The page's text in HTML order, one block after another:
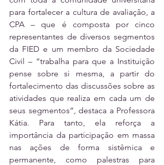
para fortalecer a cultura de avaliação, a
CPA – que é composta por cinco
representantes de diversos segmentos
da FIED e um membro da Sociedade
Civil – “trabalha para que a Instituição
pense sobre si mesma, a partir do
fortalecimento das discussões sobre as
atividades que realiza em cada um de
seus segmentos”, destaca a Professora
Kátia. Para tanto, ela reforça a
importância da participação em massa
nas ações de forma sistêmica e
permanente, como palestras para